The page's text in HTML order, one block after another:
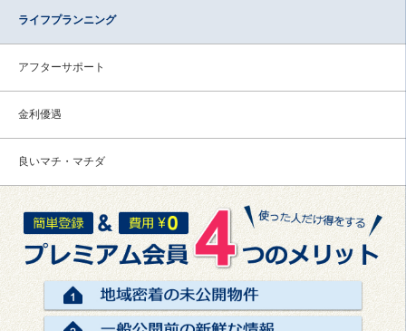
ライフプランニング
アフターサポート
金利優遇
良いマチ・マチダ